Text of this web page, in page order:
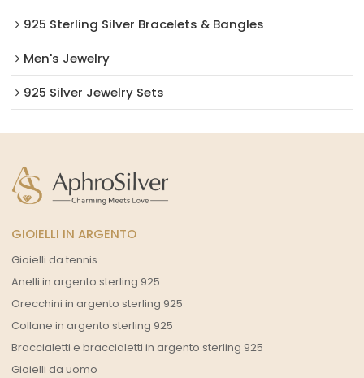
925 Sterling Silver Bracelets & Bangles
Men's Jewelry
925 Silver Jewelry Sets
GIOIELLI IN ARGENTO
Gioielli da tennis
Anelli in argento sterling 925
Orecchini in argento sterling 925
Collane in argento sterling 925
Braccialetti e braccialetti in argento sterling 925
Gioielli da uomo